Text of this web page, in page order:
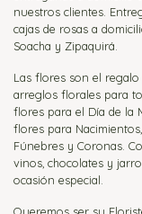
nuestros clientes.
cajas de rosas a
Soacha y Zipaquirá.
Las flores son el
arreglos florales para
flores para el Día de la
flores para
Fúnebres y Coronas.
vinos, chocolates y
ocasión especial.